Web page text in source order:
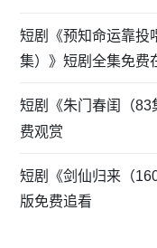
短剧《预知命运靠投
集）》短剧全集免费
短剧《朱门春闺（
费观赏
短剧《剑仙归来（
版免费追看